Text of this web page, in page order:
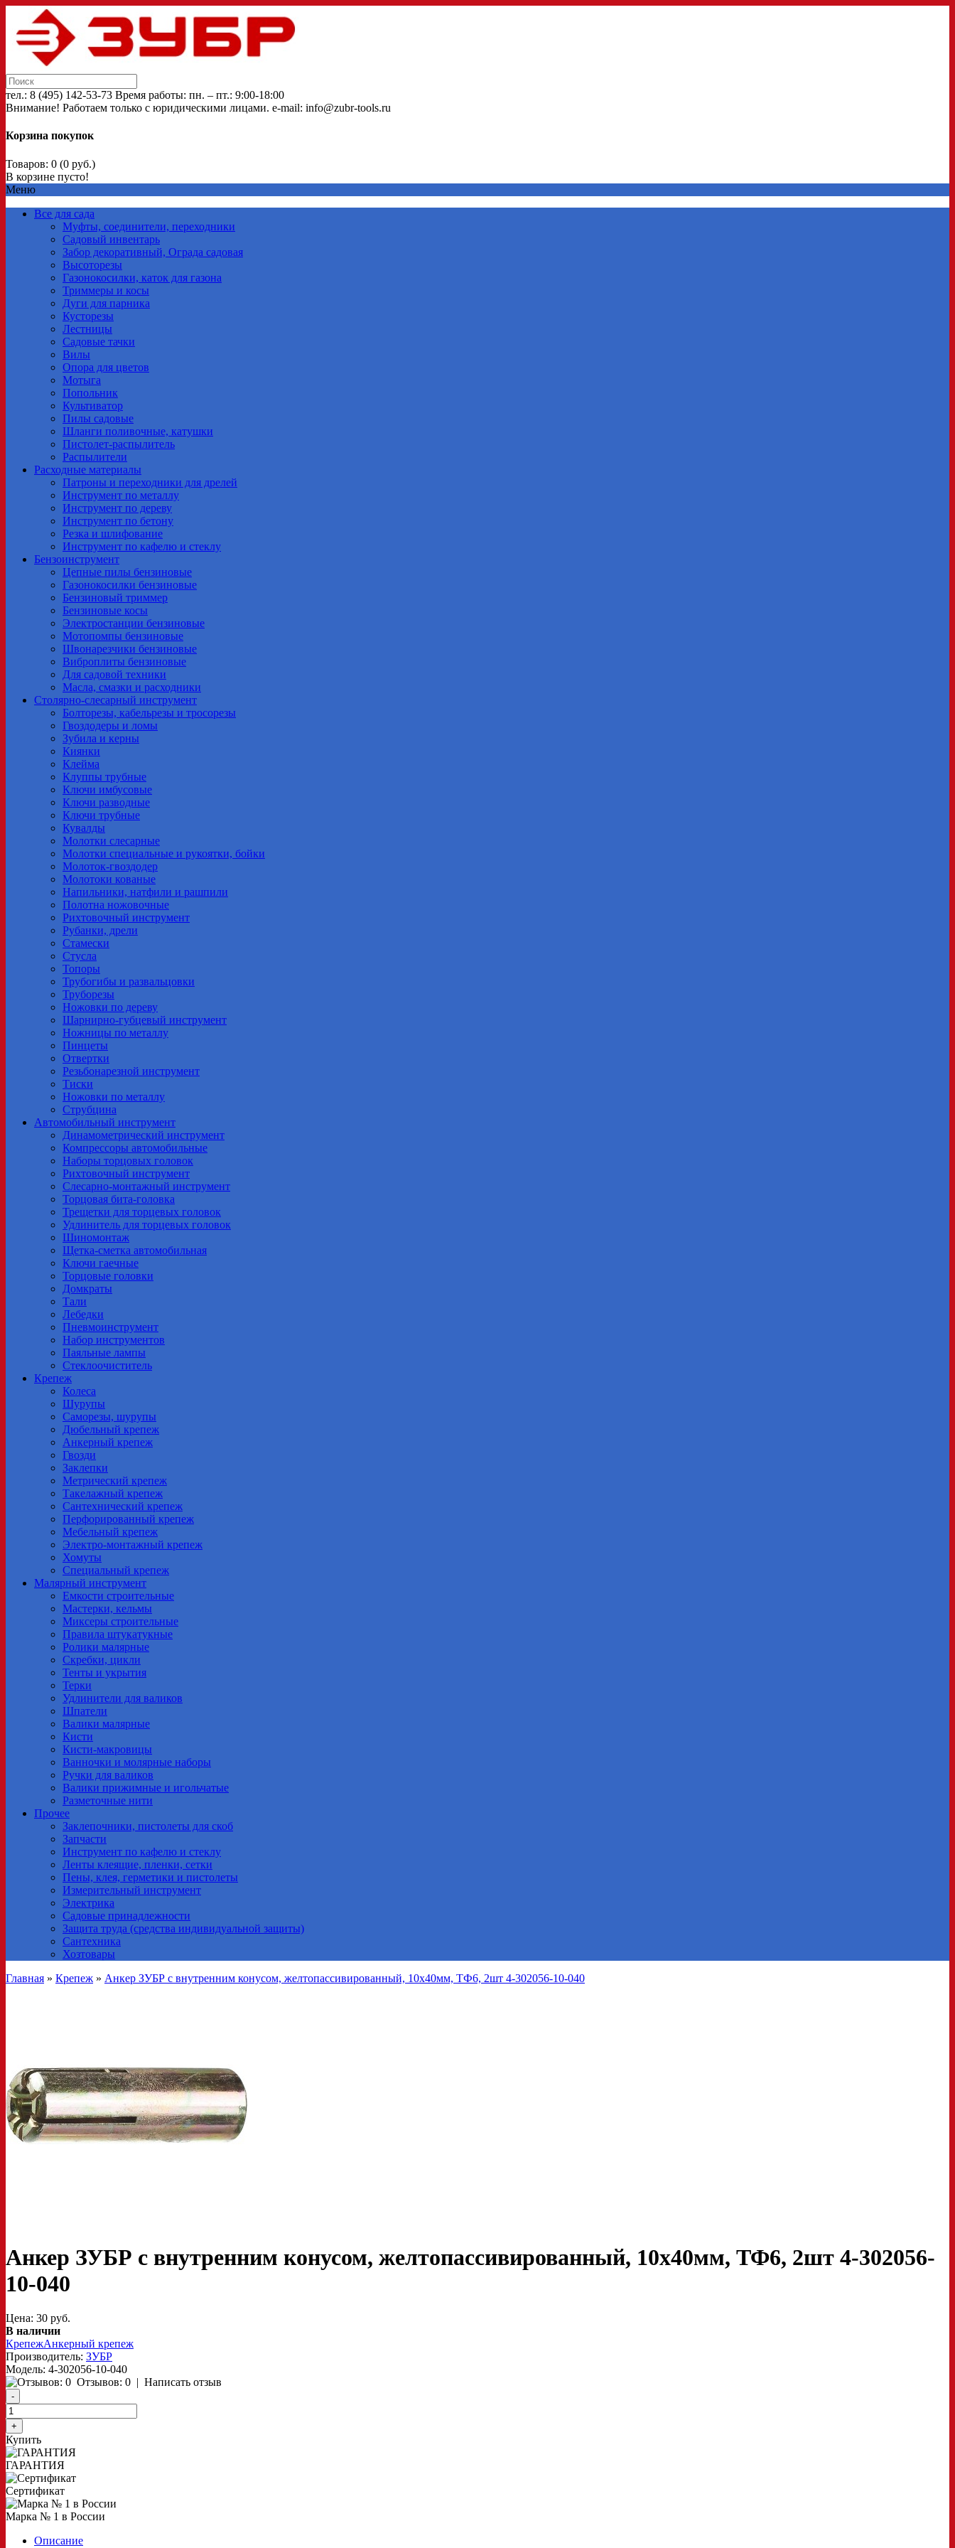
тел.: 8 (495) 142-53-73 Время работы: пн. – пт.: 9:00-18:00
Внимание! Работаем только с юридическими лицами. e-mail: info@zubr-tools.ru
Корзина покупок
Товаров: 0 (0 руб.)
В корзине пусто!
Меню
Все для сада
Муфты, соединители, переходники
Садовый инвентарь
Забор декоративный, Ограда садовая
Высоторезы
Газонокосилки, каток для газона
Триммеры и косы
Дуги для парника
Кусторезы
Лестницы
Садовые тачки
Вилы
Опора для цветов
Мотыга
Попольник
Культиватор
Пилы садовые
Шланги поливочные, катушки
Пистолет-распылитель
Распылители
Расходные материалы
Патроны и переходники для дрелей
Инструмент по металлу
Инструмент по дереву
Инструмент по бетону
Резка и шлифование
Инструмент по кафелю и стеклу
Бензоинструмент
Цепные пилы бензиновые
Газонокосилки бензиновые
Бензиновый триммер
Бензиновые косы
Электростанции бензиновые
Мотопомпы бензиновые
Швонарезчики бензиновые
Виброплиты бензиновые
Для садовой техники
Масла, смазки и расходники
Столярно-слесарный инструмент
Болторезы, кабельрезы и тросорезы
Гвоздодеры и ломы
Зубила и керны
Киянки
Клейма
Клуппы трубные
Ключи имбусовые
Ключи разводные
Ключи трубные
Кувалды
Молотки слесарные
Молотки специальные и рукоятки, бойки
Молоток-гвоздодер
Молотоки кованые
Напильники, натфили и рашпили
Полотна ножовочные
Рихтовочный инструмент
Рубанки, дрели
Стамески
Стусла
Топоры
Трубогибы и развальцовки
Труборезы
Ножовки по дереву
Шарнирно-губцевый инструмент
Ножницы по металлу
Пинцеты
Отвертки
Резьбонарезной инструмент
Тиски
Ножовки по металлу
Струбцина
Автомобильный инструмент
Динамометрический инструмент
Компрессоры автомобильные
Наборы торцовых головок
Рихтовочный инструмент
Слесарно-монтажный инструмент
Торцовая бита-головка
Трещетки для торцевых головок
Удлинитель для торцевых головок
Шиномонтаж
Щетка-сметка автомобильная
Ключи гаечные
Торцовые головки
Домкраты
Тали
Лебедки
Пневмоинструмент
Набор инструментов
Паяльные лампы
Стеклоочиститель
Крепеж
Колеса
Шурупы
Саморезы, шурупы
Дюбельный крепеж
Анкерный крепеж
Гвозди
Заклепки
Метрический крепеж
Tакелажный крепеж
Сантехнический крепеж
Перфорированный крепеж
Мебельный крепеж
Электро-монтажный крепеж
Хомуты
Специальный крепеж
Малярный инструмент
Емкости строительные
Мастерки, кельмы
Миксеры строительные
Правила штукатукные
Ролики малярные
Скребки, цикли
Тенты и укрытия
Терки
Удлинители для валиков
Шпатели
Валики малярные
Кисти
Кисти-макровицы
Ванночки и молярные наборы
Ручки для валиков
Валики прижимные и игольчатые
Разметочные нити
Прочее
Заклепочники, пистолеты для скоб
Запчасти
Инструмент по кафелю и стеклу
Ленты клеящие, пленки, сетки
Пены, клея, герметики и пистолеты
Измерительный инструмент
Электрика
Садовые принадлежности
Защита труда (средства индивидуальной защиты)
Сантехника
Хозтовары
Главная » Крепеж » Анкер ЗУБР с внутренним конусом, желтопассивированный, 10х40мм, ТФ6, 2шт 4-302056-10-040
Анкер ЗУБР с внутренним конусом, желтопассивированный, 10х40мм, ТФ6, 2шт 4-302056-
10-040
Цена: 30 руб.
В наличии
КрепежАнкерный крепеж
Производитель: ЗУБР
Модель: 4-302056-10-040
Отзывов: 0 | Написать отзыв
Купить
ГАРАНТИЯ
Сертификат
Марка № 1 в России
Описание